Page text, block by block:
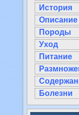
История
Описание
Породы
Уход
Питание
Болезни